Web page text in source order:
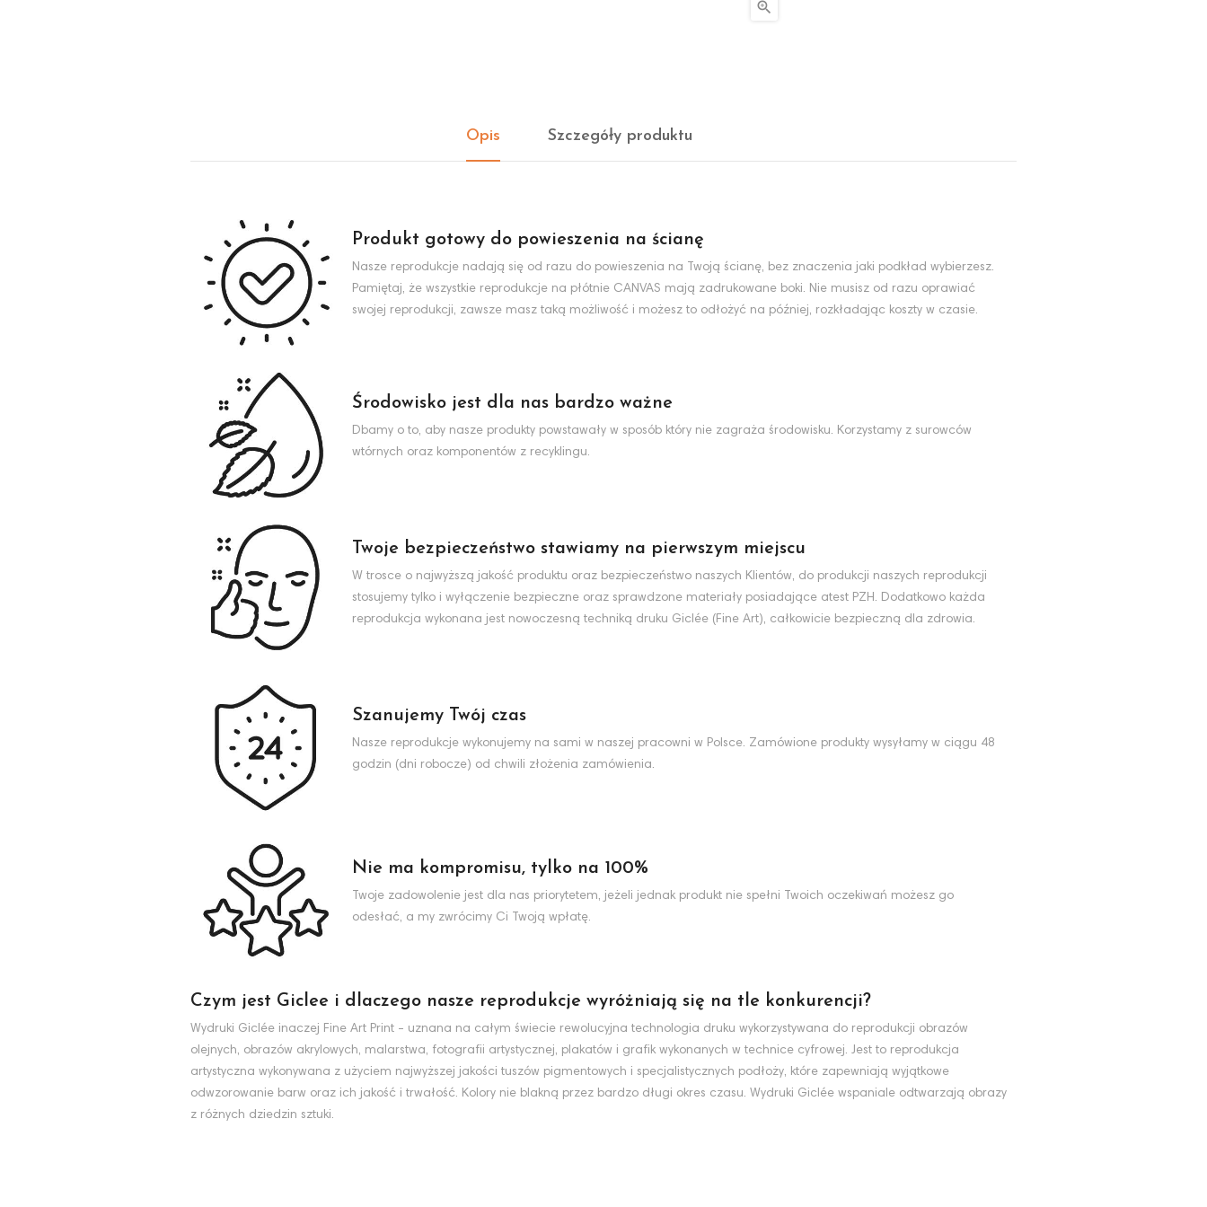

Opis Szczegóły produktu
Produkt gotowy do powieszenia na ścianę
Nasze reprodukcje nadają się od razu do powieszenia na Twoją ścianę, bez znaczenia jaki podkład wybierzesz.
Pamiętaj, że wszystkie reprodukcje na płótnie CANVAS mają zadrukowane boki. Nie musisz od razu oprawiać
swojej reprodukcji, zawsze masz taką możliwość i możesz to odłożyć na później, rozkładając koszty w czasie.
Środowisko jest dla nas bardzo ważne
Dbamy o to, aby nasze produkty powstawały w sposób który nie zagraża środowisku. Korzystamy z surowców
wtórnych oraz komponentów z recyklingu.
Twoje bezpieczeństwo stawiamy na pierwszym miejscu
W trosce o najwyższą jakość produktu oraz bezpieczeństwo naszych Klientów, do produkcji naszych reprodukcji
stosujemy tylko i wyłączenie bezpieczne oraz sprawdzone materiały posiadające atest PZH. Dodatkowo każda
reprodukcja wykonana jest nowoczesną techniką druku Giclée (Fine Art), całkowicie bezpieczną dla zdrowia.
Szanujemy Twój czas
Nasze reprodukcje wykonujemy na sami w naszej pracowni w Polsce. Zamówione produkty wysyłamy w ciągu 48
godzin (dni robocze) od chwili złożenia zamówienia.
Nie ma kompromisu, tylko na 100%
Twoje zadowolenie jest dla nas priorytetem, jeżeli jednak produkt nie spełni Twoich oczekiwań możesz go
odesłać, a my zwrócimy Ci Twoją wpłatę.
Czym jest Giclee i dlaczego nasze reprodukcje wyróżniają się na tle konkurencji?
Wydruki Giclée inaczej Fine Art Print - uznana na całym świecie rewolucyjna technologia druku wykorzystywana do reprodukcji obrazów
olejnych, obrazów akrylowych, malarstwa, fotografii artystycznej, plakatów i grafik wykonanych w technice cyfrowej. Jest to reprodukcja
artystyczna wykonywana z użyciem najwyższej jakości tuszów pigmentowych i specjalistycznych podłoży, które zapewniają wyjątkowe
odwzorowanie barw oraz ich jakość i trwałość. Kolory nie blakną przez bardzo długi okres czasu. Wydruki Giclée wspaniale odtwarzają obrazy
z różnych dziedzin sztuki.